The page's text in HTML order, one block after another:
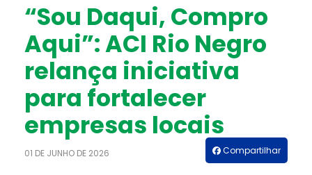
“Sou Daqui, Compro
Aqui”: ACI Rio Negro
relança iniciativa
para fortalecer
empresas locais
01 DE JUNHO DE 2026 Compartilhar